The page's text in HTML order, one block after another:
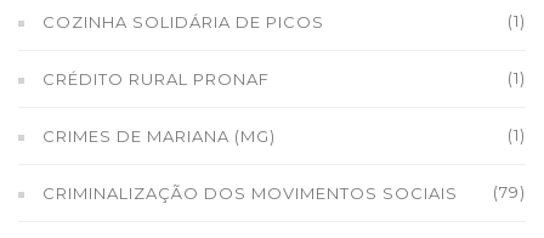
COZINHA SOLIDÁRIA DE PICOS (1)
CRÉDITO RURAL PRONAF (1)
CRIMES DE MARIANA (MG) (1)
CRIMINALIZAÇÃO DOS MOVIMENTOS SOCIAIS (79)